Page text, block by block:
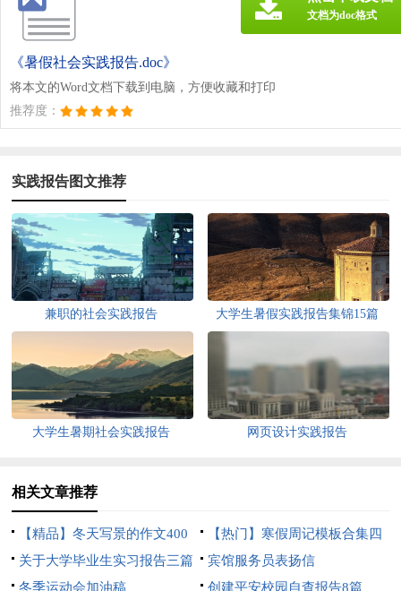
《暑假社会实践报告.doc》
将本文的Word文档下载到电脑，方便收藏和打印
推荐度：
文档为doc格式
实践报告图文推荐
兼职的社会实践报告 大学生暑假实践报告集锦15篇
大学生暑期社会实践报告 网页设计实践报告
相关文章推荐
【精品】冬天写景的作文400
字三篇
【热门】寒假周记模板合集四
篇
关于大学毕业生实习报告三篇
宾馆服务员表扬信
冬季运动会加油稿
创建平安校园自查报告8篇